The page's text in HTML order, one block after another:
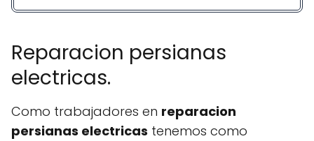
Reparacion persianas
electricas.
Como trabajadores en reparacion
persianas electricas tenemos como